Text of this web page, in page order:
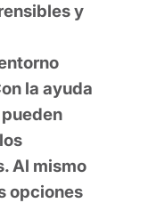
y
la ayuda
Al mismo
opciones